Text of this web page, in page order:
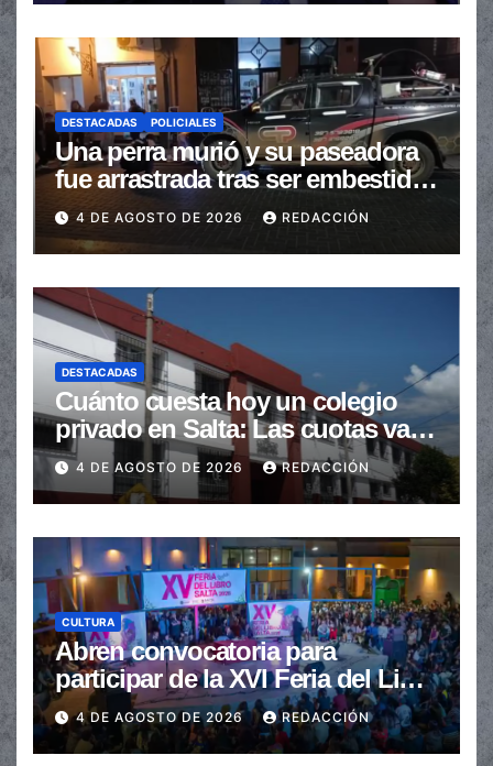
DESTACADAS POLICIALES
Una perra murió y su paseadora
fue arrastrada tras ser embestidas
en la senda peatonal
4 DE AGOSTO DE 2026 REDACCIÓN
DESTACADAS
Cuánto cuesta hoy un colegio
privado en Salta: Las cuotas van
de $110.000 a más de $600.000
4 DE AGOSTO DE 2026 REDACCIÓN
CULTURA
Abren convocatoria para
participar de la XVI Feria del Libro
de Salta
4 DE AGOSTO DE 2026 REDACCIÓN